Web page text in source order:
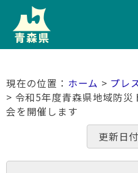
ホーム > プレ
> 令和5年度青森県地域防
会を開催します
更新日